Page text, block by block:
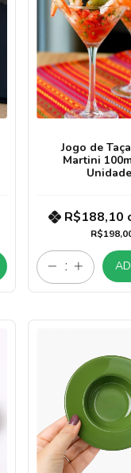
Jogo de
Martini
R$188,10